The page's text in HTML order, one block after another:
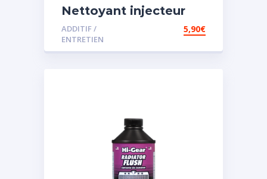
Nettoyant injecteur
diesel
ADDITIF /
ENTRETIEN
5,90€